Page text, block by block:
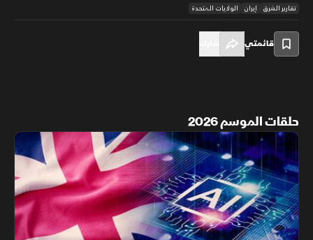
تقارير الشرق إيران الولايات المتحدة
قائمتي
حلقات الموسم 2026